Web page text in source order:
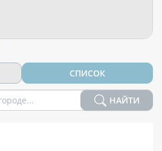
СПИСОК
НАЙТИ